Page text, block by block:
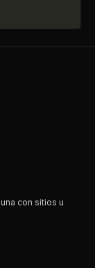
con sitios u